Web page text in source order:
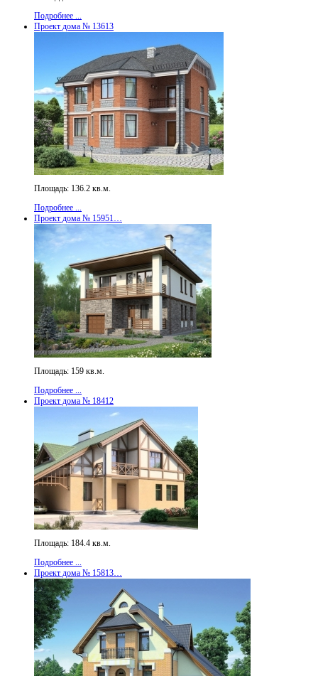
Подробнее ...
Проект дома № 13613
Площадь: 136.2 кв.м.
Подробнее ...
Проект дома № 15951…
Площадь: 159 кв.м.
Подробнее ...
Проект дома № 18412
Площадь: 184.4 кв.м.
Подробнее ...
Проект дома № 15813…